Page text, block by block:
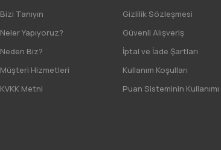
Bizi Tanıyın
Neler Yapıyoruz?
Neden Biz?
Müşteri Hizmetleri
KVKK Metni
Gizlilik Sözleşmesi
Güvenli Alışveriş
İptal ve İade Şartları
Kullanım Koşulları
Puan Sisteminin Kullanımı